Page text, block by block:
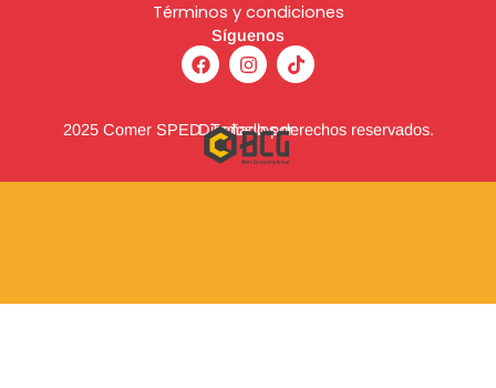
Términos y condiciones
Síguenos
F
a
c
b
o
o
k
I
n
s
a
g
r
a
T
i
k
o
2025 Comer SPED. Todos los derechos reservados.
Diseñado por: